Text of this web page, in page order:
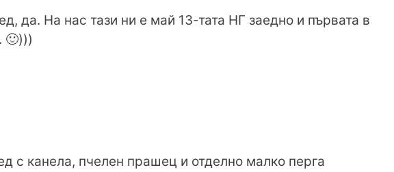
да. На нас тази ни е май 13-тата НГ заедно и първата в
🙂)))
с канела, пчелен прашец и отделно малко перга